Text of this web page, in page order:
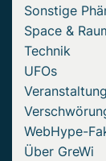
Sonstige
Space &
Technik
UFOs
WebHype-
Über GreWi